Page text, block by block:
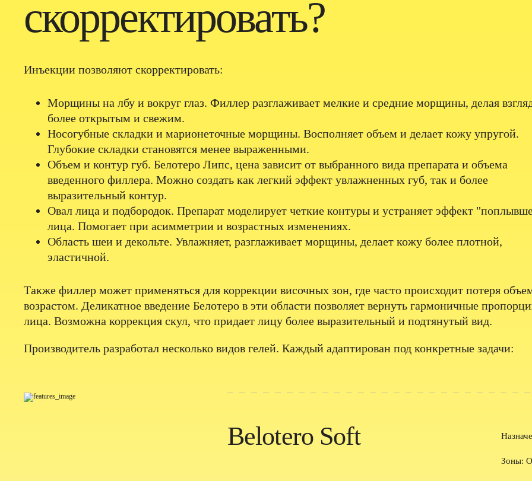
скорректировать?
Инъекции позволяют скорректировать:
Морщины на лбу и вокруг глаз. Филлер разглаживает мелкие и средние морщины, делая
более открытым и свежим.
Носогубные складки и марионеточные морщины. Восполняет объем и делает кожу упругой.
Глубокие складки становятся менее выраженными.
Объем и контур губ. Белотеро Липс, цена зависит от выбранного вида препарата и объема
введенного филлера. Можно создать как легкий эффект увлажненных губ, так и более
выразительный контур.
Овал лица и подбородок. Препарат моделирует четкие контуры и устраняет эффект
лица. Помогает при асимметрии и возрастных изменениях.
Область шеи и декольте. Увлажняет, разглаживает морщины, делает кожу более плотной,
эластичной.
Также филлер может применяться для коррекции височных зон, где часто происходит потеря
возрастом. Деликатное введение Белотеро в эти области позволяет вернуть гармоничные
лица. Возможна коррекция скул, что придает лицу более выразительный и подтянутый вид.
Производитель разработал несколько видов гелей. Каждый адаптирован под конкретные задачи:
Belotero Soft
Зоны: